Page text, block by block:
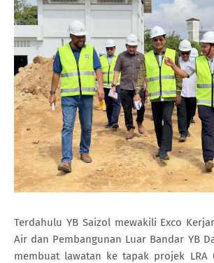
Terdahulu YB Saizol mewakili Exco
Air dan Pembangunan Luar Bandar YB
membuat lawatan ke tapak projek LRA